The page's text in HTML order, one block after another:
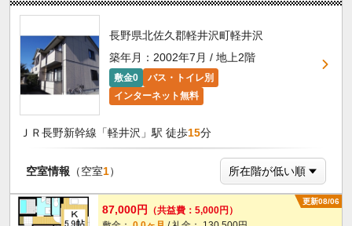
長野県北佐久郡軽井沢町軽井沢
築年月：2002年7月 / 地上2階
敷金0
バス・トイレ別
インターネット無料
ＪＲ長野新幹線「軽井沢」駅 徒歩15分
空室情報 （空室1）
更新08/06
87,000円
（共益費：5,000円）